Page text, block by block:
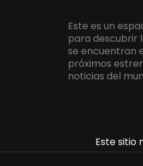
Este es un
para descubrir
se encuentran
próximos
noticias del
Este sitio